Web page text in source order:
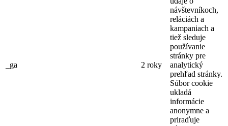
_ga 2 roky
návštevníkoch,
reláciách a
kampaniach a
tiež sleduje
používanie
stránky pre
analytický
prehľad stránky.
Súbor cookie
ukladá
informácie
anonymne a
priraďuje